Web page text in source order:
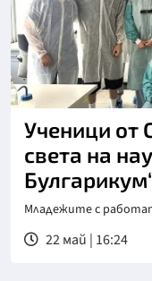
Ученици от
света на
Младежите с
22 май | 16:24